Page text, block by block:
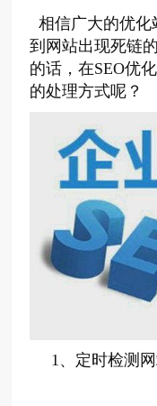
相信广大的优化
到网站出现死链
的话，在SEO优
的处理方式呢？
1、 定时检测